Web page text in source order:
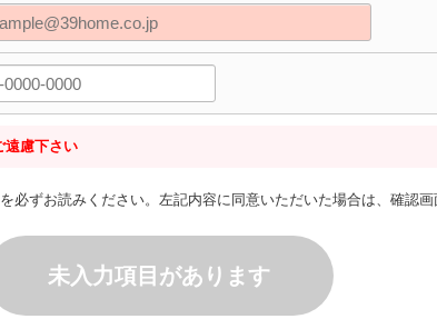
遠慮下さい
を必ずお読みください。左記内容に同意いただいた場合は、確認画
未入力項目があります